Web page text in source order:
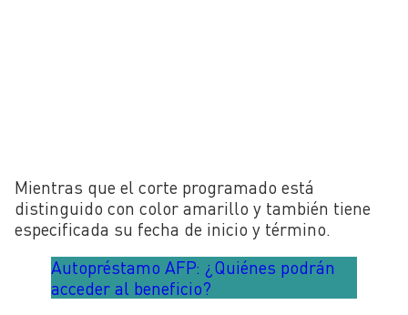
Mientras que el corte programado está
distinguido con color amarillo y también tiene
especificada su fecha de inicio y término.
Autopréstamo AFP: ¿Quiénes podrán
acceder al beneficio?